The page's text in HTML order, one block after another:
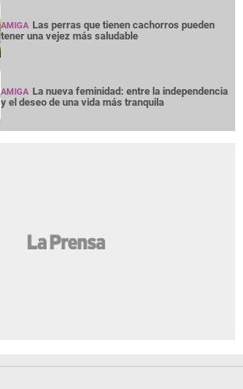
AMIGA Las perras que tienen cachorros pueden
tener una vejez más saludable
AMIGA La nueva feminidad: entre la independencia
y el deseo de una vida más tranquila